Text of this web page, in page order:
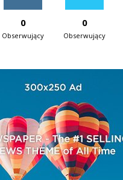
0
Obserwujący
0
Obserwujący